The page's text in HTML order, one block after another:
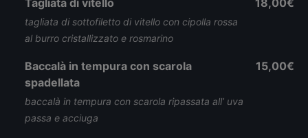
Tagliata di vitello
tagliata di sottofiletto di vitello con cipolla rossa
al burro cristallizzato e rosmarino
18,00€
Baccalà in tempura con scarola
spadellata
baccalà in tempura con scarola ripassata all’ uva
passa e acciuga
15,00€